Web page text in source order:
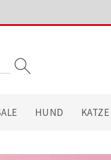
HUND KATZE